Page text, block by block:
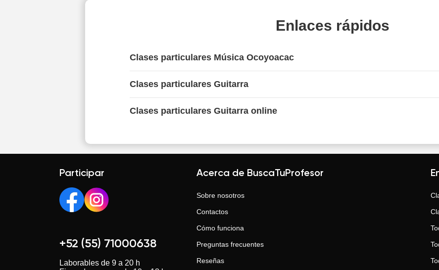
Enlaces rápidos
Clases particulares Música Ocoyoacac
Clases particulares Guitarra
Clases particulares Guitarra online
Participar
+52 (55) 71000638
Laborables de 9 a 20 h
Acerca de BuscaTuProfesor
Sobre nosotros
Contactos
Cómo funciona
Preguntas frecuentes
Reseñas